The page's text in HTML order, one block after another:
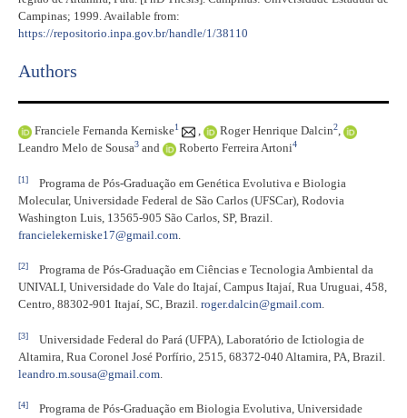
Campinas; 1999. Available from:
https://repositorio.inpa.gov.br/handle/1/38110
Authors
Franciele Fernanda Kerniske1 , Roger Henrique Dalcin2,
Leandro Melo de Sousa3 and Roberto Ferreira Artoni4
[1]
Programa de Pós-Graduação em Genética Evolutiva e Biologia
Molecular, Universidade Federal de São Carlos (UFSCar), Rodovia
Washington Luis, 13565-905 São Carlos, SP, Brazil.
francielekerniske17@gmail.com
[2]
Programa de Pós-Graduação em Ciências e Tecnologia Ambiental da
UNIVALI, Universidade do Vale do Itajaí, Campus Itajaí, Rua Uruguai, 458,
Centro, 88302-901 Itajaí, SC, Brazil. roger.dalcin@gmail.com.
[3]
Universidade Federal do Pará (UFPA), Laboratório de Ictiologia de
Altamira, Rua Coronel José Porfírio, 2515, 68372-040 Altamira, PA, Brazil.
leandro.m.sousa@gmail.com
[4]
Programa de Pós-Graduação em Biologia Evolutiva, Universidade